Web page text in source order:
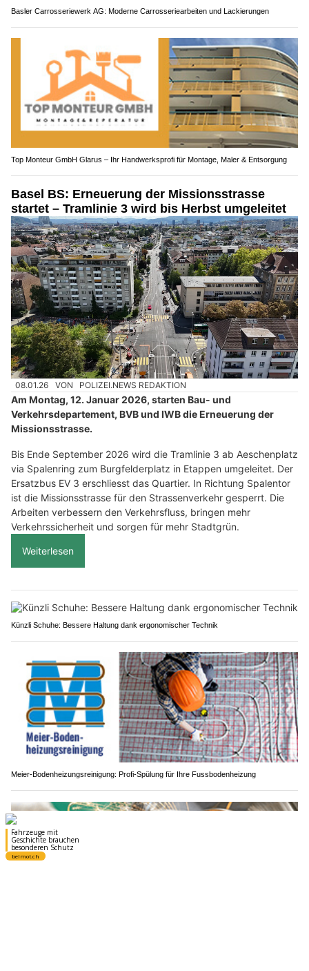
Basler Carrosseriewerk AG: Moderne Carrosseriearbeiten und Lackierungen
Top Monteur GmbH Glarus – Ihr Handwerksprofi für Montage, Maler & Entsorgung
Basel BS: Erneuerung der Missionsstrasse
startet – Tramlinie 3 wird bis Herbst umgeleitet
08.01.26 VON POLIZEI.NEWS REDAKTION
Am Montag, 12. Januar 2026, starten Bau- und
Verkehrsdepartement, BVB und IWB die Erneuerung der
Missionsstrasse.
Bis Ende September 2026 wird die Tramlinie 3 ab Aeschenplatz
via Spalenring zum Burgfelderplatz in Etappen umgeleitet. Der
Ersatzbus EV 3 erschliesst das Quartier. In Richtung Spalentor
ist die Missionsstrasse für den Strassenverkehr gesperrt. Die
Arbeiten verbessern den Verkehrsfluss, bringen mehr
Verkehrssicherheit und sorgen für mehr Stadtgrün.
Weiterlesen
Künzli Schuhe: Bessere Haltung dank ergonomischer Technik
Meier-Bodenheizungsreinigung: Profi-Spülung für Ihre Fussbodenheizung